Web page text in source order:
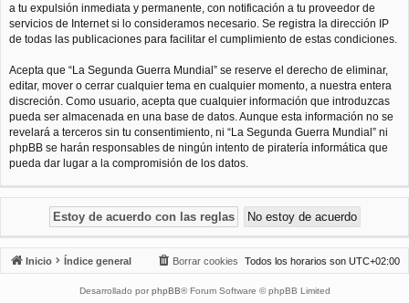
a tu expulsión inmediata y permanente, con notificación a tu proveedor de
servicios de Internet si lo consideramos necesario. Se registra la dirección IP
de todas las publicaciones para facilitar el cumplimiento de estas condiciones.
Acepta que “La Segunda Guerra Mundial” se reserve el derecho de eliminar,
editar, mover o cerrar cualquier tema en cualquier momento, a nuestra entera
discreción. Como usuario, acepta que cualquier información que introduzcas
pueda ser almacenada en una base de datos. Aunque esta información no se
revelará a terceros sin tu consentimiento, ni “La Segunda Guerra Mundial” ni
phpBB se harán responsables de ningún intento de piratería informática que
pueda dar lugar a la compromisión de los datos.
Inicio Índice general Todos los horarios son UTC+02:00
Borrar cookies
Desarrollado por phpBB® Forum Software © phpBB Limited